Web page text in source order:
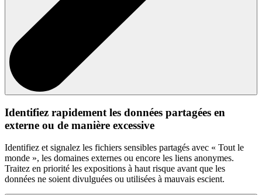
Identifiez rapidement les données partagées en
externe ou de manière excessive
Identifiez et signalez les fichiers sensibles partagés avec « Tout le
monde », les domaines externes ou encore les liens anonymes.
Traitez en priorité les expositions à haut risque avant que les
données ne soient divulguées ou utilisées à mauvais escient.